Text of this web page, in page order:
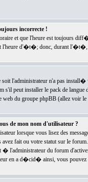
incorrecte !
et que l'heure est toujours
l'heure d'�t�; donc, durant
l'administrateur n'a pas
s'il peut installer le pack de
du groupe phpBB (allez voir le
de mon nom d'utilisateur ?
lorsque vous lisez des
avez fait ou votre statut sur le
l'administrateur du forum
en a d�cid� ainsi, vous